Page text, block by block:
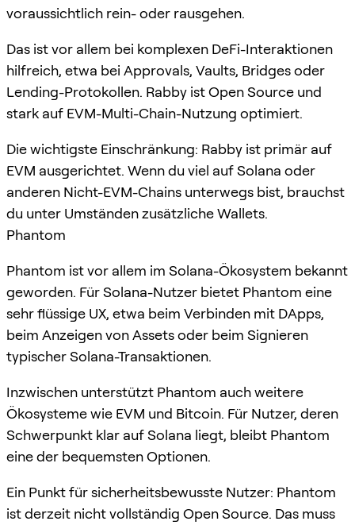
voraussichtlich rein- oder rausgehen.
Das ist vor allem bei komplexen DeFi-Interaktionen
hilfreich, etwa bei Approvals, Vaults, Bridges oder
Lending-Protokollen. Rabby ist Open Source und
stark auf EVM-Multi-Chain-Nutzung optimiert.
Die wichtigste Einschränkung: Rabby ist primär auf
EVM ausgerichtet. Wenn du viel auf Solana oder
anderen Nicht-EVM-Chains unterwegs bist, brauchst
du unter Umständen zusätzliche Wallets.
Phantom
Phantom ist vor allem im Solana-Ökosystem bekannt
geworden. Für Solana-Nutzer bietet Phantom eine
sehr flüssige UX, etwa beim Verbinden mit DApps,
beim Anzeigen von Assets oder beim Signieren
typischer Solana-Transaktionen.
Inzwischen unterstützt Phantom auch weitere
Ökosysteme wie EVM und Bitcoin. Für Nutzer, deren
Schwerpunkt klar auf Solana liegt, bleibt Phantom
eine der bequemsten Optionen.
Ein Punkt für sicherheitsbewusste Nutzer: Phantom
ist derzeit nicht vollständig Open Source. Das muss